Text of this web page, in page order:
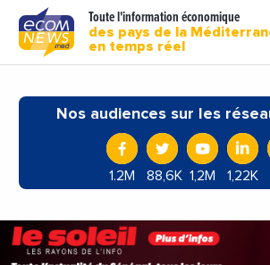
Toute l'information économique
des pays de la
en temps réel
Nos audiences sur les
1.2M 88,6K 1,2M 1,22K